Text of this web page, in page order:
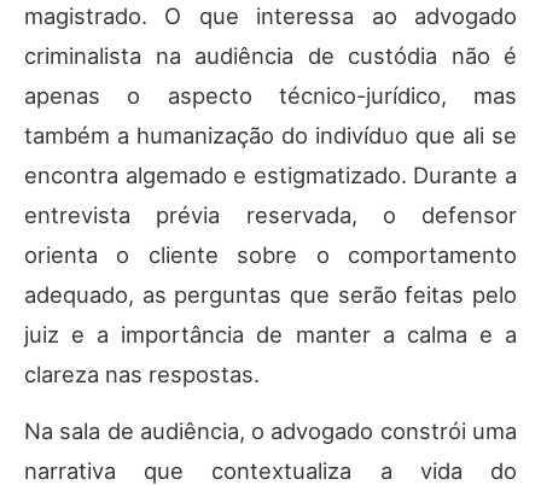
magistrado. O que interessa ao advogado
criminalista na audiência de custódia não é
apenas o aspecto técnico-jurídico, mas
também a humanização do indivíduo que ali se
encontra algemado e estigmatizado. Durante a
entrevista prévia reservada, o defensor
orienta o cliente sobre o comportamento
adequado, as perguntas que serão feitas pelo
juiz e a importância de manter a calma e a
clareza nas respostas.
Na sala de audiência, o advogado constrói uma
narrativa que contextualiza a vida do